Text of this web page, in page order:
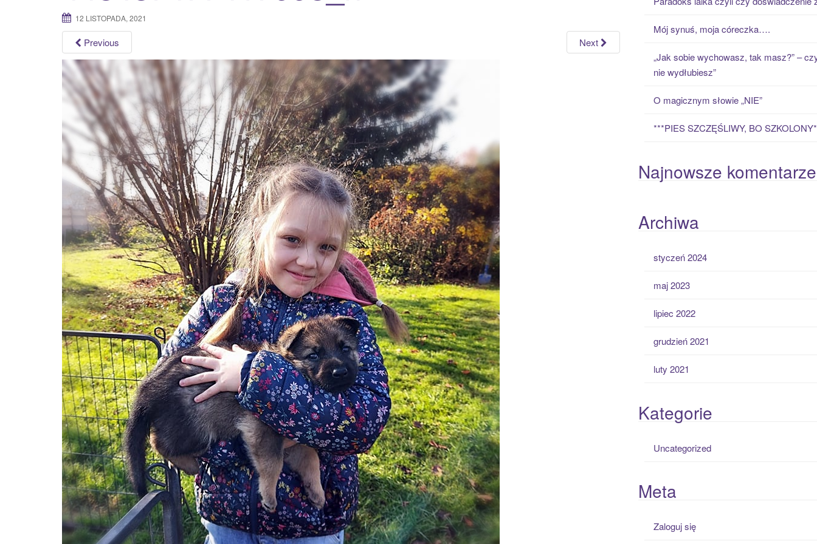
12 LISTOPADA, 2021
Previous Next
Mój synuś, moja córeczka….
„Jak sobie wychowasz, tak masz?” –
nie wydłubiesz”
O magicznym słowie „NIE”
***PIES SZCZĘŚLIWY, BO
Najnowsze komentarze
Archiwa
styczeń 2024
maj 2023
lipiec 2022
grudzień 2021
luty 2021
Kategorie
Uncategorized
Meta
Zaloguj się